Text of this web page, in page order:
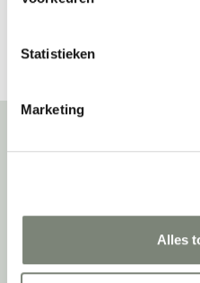
Statistieken
Marketing
Alles
passie en enthousiasme in om
realiseren: de allerbeste